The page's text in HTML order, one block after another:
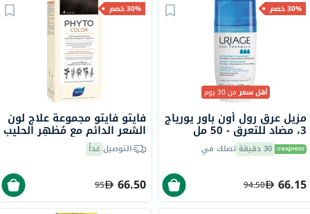
30% خصم
أقل سعرمن 30 يوم
مزيل عرق رول أون باور يورياج
3، مضاد للتعرق - 50 مل
30 دقيقة تصلك في
66.15
94.50
30% خصم
فايتو فايتو مجموعة علاج لون
الشعر الدائم مع مُظهِر الحليب
بنيالتوصيلغداً
66.50
95